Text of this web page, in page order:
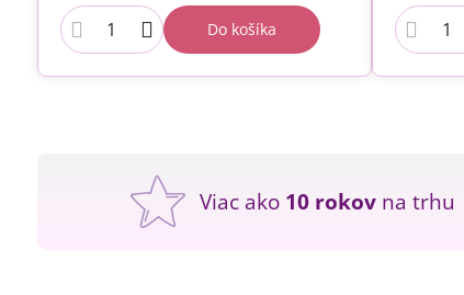
Do košíka
Viac ako 10 rokov na trhu